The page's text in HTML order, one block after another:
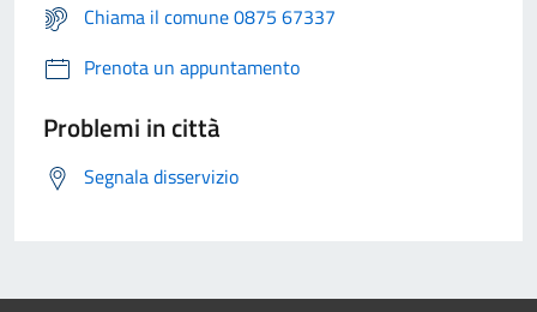
Chiama il comune 0875 67337
Prenota un appuntamento
Problemi in città
Segnala disservizio